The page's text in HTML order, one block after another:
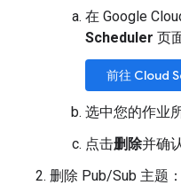
在 Google
Scheduler 页
前往 Cloud
选中您的作业
点击删除并确
删除 Pub/Sub 主题：